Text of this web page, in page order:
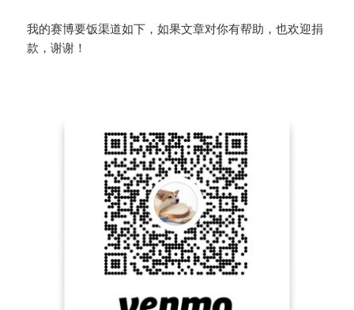
我的赛博要饭渠道如下，如果文章对你有帮助，也欢迎捐
款，谢谢！